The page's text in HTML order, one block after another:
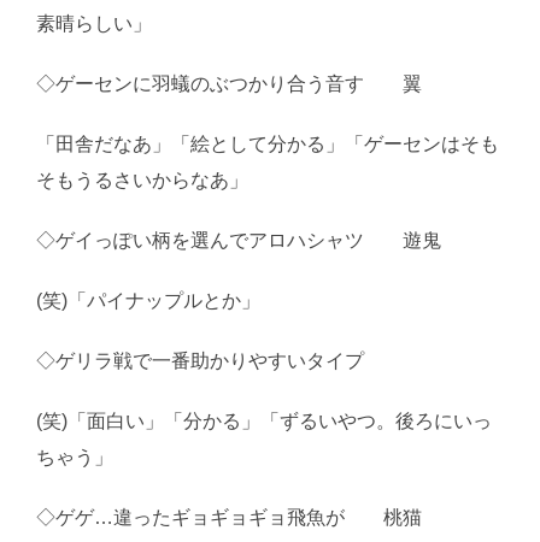
素晴らしい」
◇ゲーセンに羽蟻のぶつかり合う音す 翼
「田舎だなあ」「絵として分かる」「ゲーセンはそも
そもうるさいからなあ」
◇ゲイっぽい柄を選んでアロハシャツ 遊鬼
(笑)「パイナップルとか」
◇ゲリラ戦で一番助かりやすいタイプ
(笑)「面白い」「分かる」「ずるいやつ。後ろにいっ
ちゃう」
◇ゲゲ…違ったギョギョギョ飛魚が 桃猫